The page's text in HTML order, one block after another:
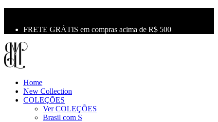
FRETE GRÁTIS em compras acima de R$ 500
Home
New Collection
COLEÇÕES
Ver COLEÇÕES
Brasil com S